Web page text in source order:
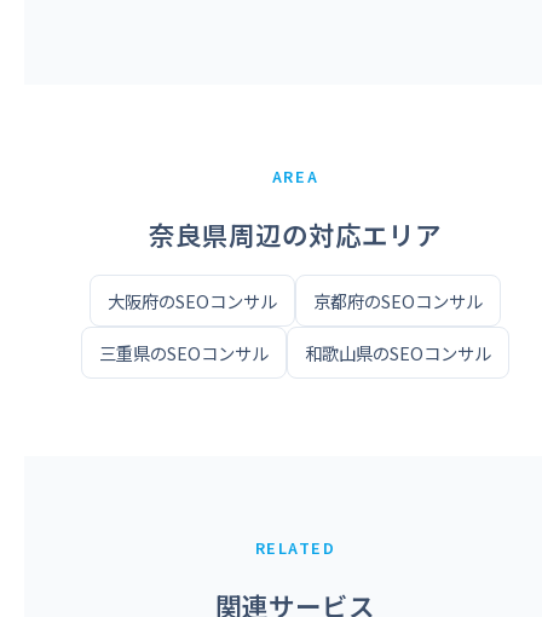
AREA
奈良県周辺の対応エリア
大阪府のSEOコンサル 京都府のSEOコンサル
三重県のSEOコンサル 和歌山県のSEOコンサル
RELATED
関連サービス